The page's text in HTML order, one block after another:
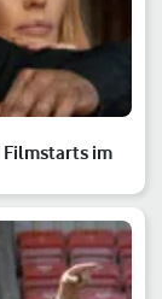
Filmstarts im